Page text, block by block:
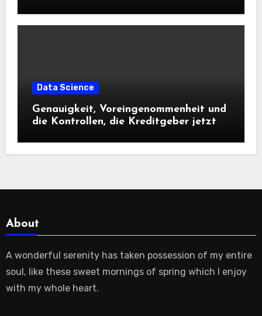
Data Science
Genauigkeit, Voreingenommenheit und
die Kontrollen, die Kreditgeber jetzt
About
A wonderful serenity has taken possession of my entire
soul, like these sweet mornings of spring which I enjoy
with my whole heart.